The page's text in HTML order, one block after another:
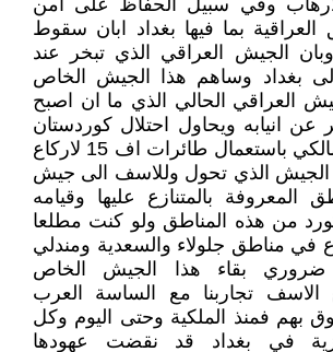
وفي سبيل الحفاظ على امن
العراقية بما فيها بغداد ابان سقوط
الجيش العراقي الذي تبخر عند
بغداد وساهم هذا الجيش الخاص
العراقي الحالي الذي ما ان اصبح
عن انيابه ويحاول احتلال كوردستان
مجددا وماتهديد المالكي باستعمال طائرات اف 15 لاركاع
الجيش الذي تحول وللاسف الى جيش
المعروفة بالمتنازع عليها وقيامه
من هذه المناطق ولو كنت مطلعا
في مناطق جلولاء والسعدية ومندلي
بقاء هذا الجيش الخاص
تجاربنا مع الساسة العرب
بهم فمنذ الملكية وحتى اليوم وكل
في بغداد قد نقضت عهودها